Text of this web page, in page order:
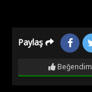
Paylaş
Beğendim